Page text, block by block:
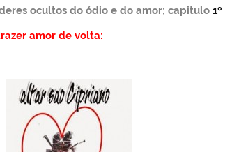
ocultos do ódio e do amor; capitulo 1º
amor de volta: